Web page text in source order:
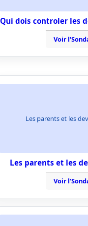
Qui dois controler les
Voir
Les parents et les
Les parents et les
Voir